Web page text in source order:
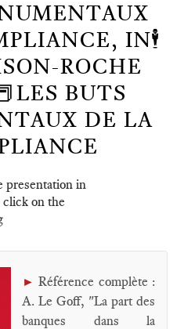
IN🕴️
ROCHE
BUTS
DE LA
presentation in
on the
► Référence complète :
A. Le Goff, "La part des
banques dans la